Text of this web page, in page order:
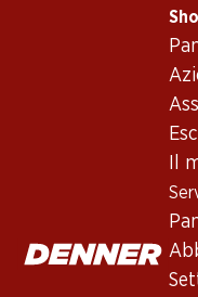
Il
Bottiglia: 11.95
Carmelin Petite Arvine